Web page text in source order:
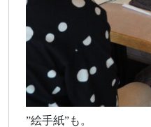
”絵手紙”も。